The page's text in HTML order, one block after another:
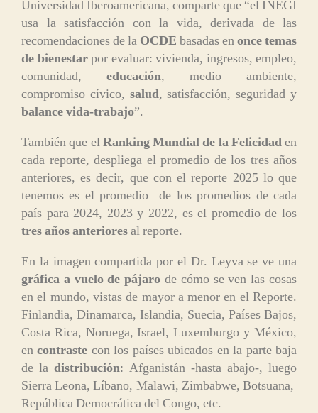
Universidad Iberoamericana, comparte que “el INEGI
usa la satisfacción con la vida, derivada de las
recomendaciones de la OCDE basadas enonce temas
de bienestarpor evaluar: vivienda, ingresos, empleo,
comunidad, educación, medio ambiente,
compromiso cívico, salud, satisfacción, seguridad y
balance vida-trabajo”.
También que elRanking Mundial de la Felicidaden
cada reporte, despliega el promedio de los tres años
anteriores, es decir, que con el reporte 2025 lo que
tenemos es el promedio de los promedios de cada
país para 2024, 2023 y 2022, es el promedio de los
tres años anterioresal reporte.
En la imagen compartida por el Dr. Leyva se ve una
gráfica a vuelo de pájaro de cómo se ven las cosas
en el mundo, vistas de mayor a menor en el Reporte.
Finlandia, Dinamarca, Islandia, Suecia, Países Bajos,
Costa Rica, Noruega, Israel, Luxemburgo y México,
encontraste con los países ubicados en la parte baja
de la distribución: Afganistán -hasta abajo-, luego
Sierra Leona, Líbano, Malawi, Zimbabwe, Botsuana,
República Democrática del Congo, etc.